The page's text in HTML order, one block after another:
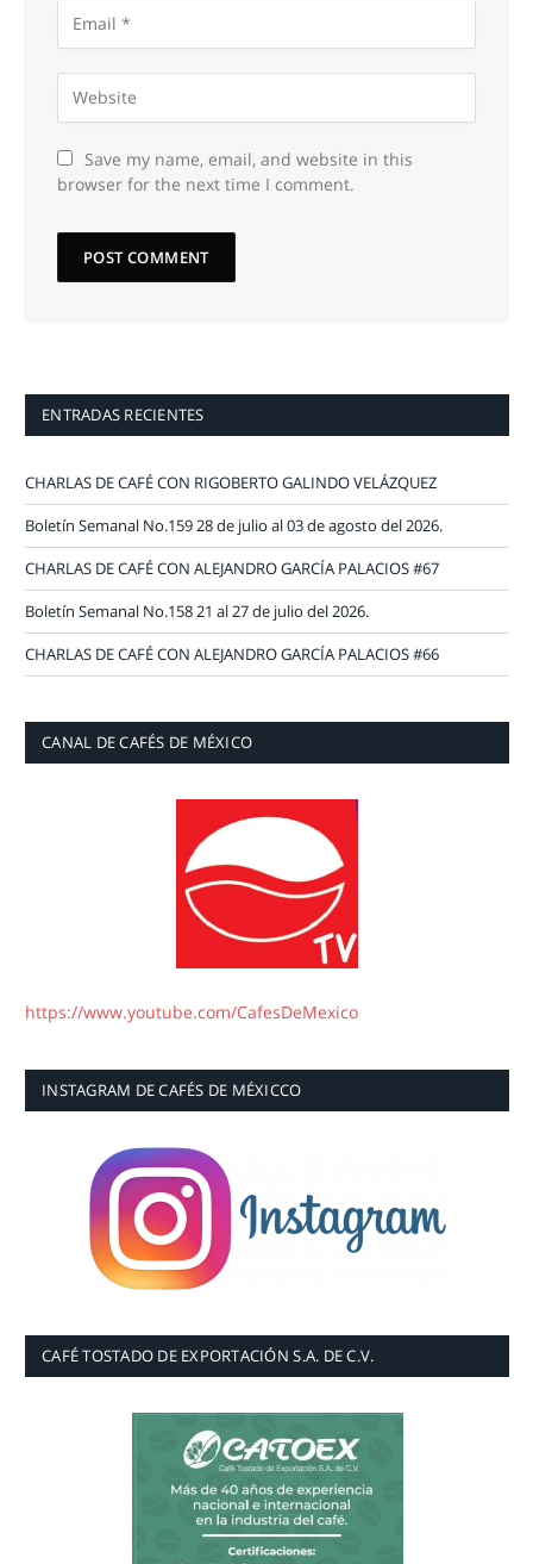
Save my name, email, and website in this
browser for the next time I comment.
ENTRADAS RECIENTES
CHARLAS DE CAFÉ CON RIGOBERTO GALINDO VELÁZQUEZ
Boletín Semanal No.159 28 de julio al 03 de agosto del 2026.
CHARLAS DE CAFÉ CON ALEJANDRO GARCÍA PALACIOS #67
Boletín Semanal No.158 21 al 27 de julio del 2026.
CHARLAS DE CAFÉ CON ALEJANDRO GARCÍA PALACIOS #66
CANAL DE CAFÉS DE MÉXICO
https://www.youtube.com/CafesDeMexico
INSTAGRAM DE CAFÉS DE MÉXICCO
CAFÉ TOSTADO DE EXPORTACIÓN S.A. DE C.V.